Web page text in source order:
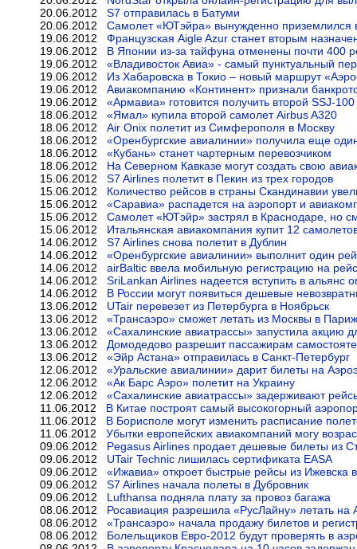
20.06.2012 S7 отправилась в Батуми
20.06.2012 Самолет «ЮТэйра» вынужденно приземлился
19.06.2012 Французская Aigle Azur станет вторым
19.06.2012 В Японии из-за тайфуна отменены почти 400
19.06.2012 «Владивосток Авиа» - самый пунктуальный
19.06.2012 Из Хабаровска в Токио – новый маршрут
19.06.2012 Авиакомпанию «Континент» признали
19.06.2012 «Армавиа» готовится получить второй SSJ-100
18.06.2012 «Ямал» купила второй самолет Airbus A320
18.06.2012 Air Onix полетит из Симферополя в Москву
18.06.2012 «Оренбургские авиалинии» получила еще
18.06.2012 «Кубань» станет чартерным перевозчиком
18.06.2012 На Северном Кавказе могут создать свою
15.06.2012 S7 Airlines полетит в Пекин из трех городов
15.06.2012 Количество рейсов в страны Скандинавии
15.06.2012 «Саравиа» распадется на аэропорт и
15.06.2012 Самолет «ЮТэйр» застрял в Краснодаре, но
15.06.2012 Итальянская авиакомпания купит 12
14.06.2012 S7 Airlines снова полетит в Дублин
14.06.2012 «Оренбургские авиалинии» выполнит один
14.06.2012 airBaltic ввела мобильную регистрацию на
14.06.2012 SriLankan Airlines надеется вступить в альянс
14.06.2012 В России могут появиться дешевые
13.06.2012 UTair перевезет из Петербурга в Ноябрьск
13.06.2012 «Трансаэро» сможет летать из Москвы в Париж
13.06.2012 «Сахалинские авиатрассы» запустила акцию
13.06.2012 Домодедово разрешит пассажирам
13.06.2012 «Эйр Астана» отправилась в Санкт-Петербург
12.06.2012 «Уральские авиалинии» дарит билеты на
12.06.2012 «Ак Барс Аэро» полетит на Украину
12.06.2012 «Сахалинские авиатрассы» задерживают
11.06.2012 В Китае построят самый высокогорный
11.06.2012 В Борисполе могут изменить расписание
11.06.2012 Убытки европейских авиакомпаний могу
09.06.2012 Pegasus Airlines продает дешевые билеты из
09.06.2012 UTair Techniс лишилась сертификата EASA
09.06.2012 «Ижавиа» откроет быстрые рейсы из Ижевска
09.06.2012 S7 Airlines начала полеты в Дубровник
09.06.2012 Lufthansa подняла плату за провоз багажа
08.06.2012 Росавиация разрешила «РусЛайну» летать на
08.06.2012 «Трансаэро» начала продажу билетов и
08.06.2012 Болельщиков Евро-2012 будут проверять в